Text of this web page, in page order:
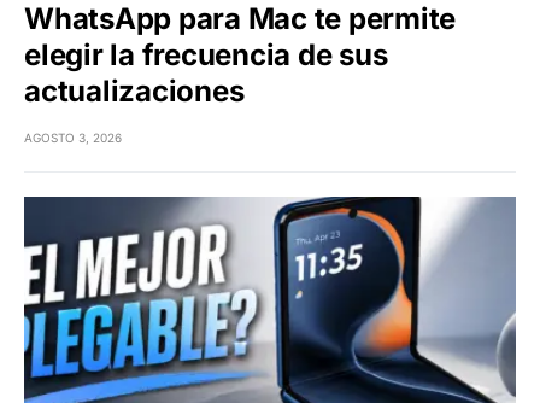
WhatsApp para Mac te permite
elegir la frecuencia de sus
actualizaciones
AGOSTO 3, 2026